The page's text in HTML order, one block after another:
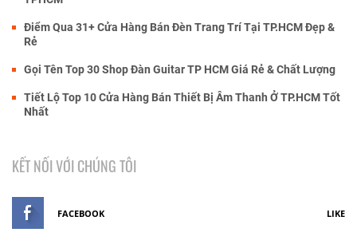
Điểm Qua 31+ Cửa Hàng Bán Đèn Trang Trí Tại TP.HCM Đẹp &
Rẻ
Gọi Tên Top 30 Shop Đàn Guitar TP HCM Giá Rẻ & Chất Lượng
Tiết Lộ Top 10 Cửa Hàng Bán Thiết Bị Âm Thanh Ở TP.HCM Tốt
Nhất
KẾT NỐI VỚI CHÚNG TÔI
FACEBOOK LIKE